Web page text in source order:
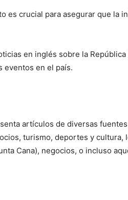
es crucial para asegurar que la
en inglés sobre la
eventos en el país.
artículos de diversas
turismo, deportes y
Cana), negocios, o incluso